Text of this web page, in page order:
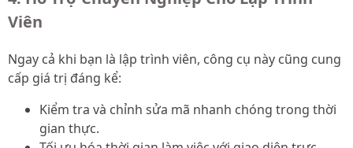
Viên
Ngay cả khi bạn là lập trình viên, công cụ này cũng cung
cấp giá trị đáng kể:
Kiểm tra và chỉnh sửa mã nhanh chóng trong thời
gian thực.